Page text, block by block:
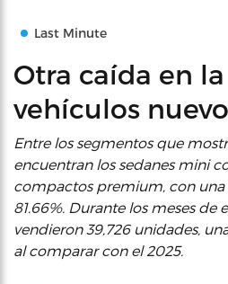
Last Minute
Otra caída en
vehículos
Entre los segmentos que
encuentran los sedanes mini
compactos premium, con
81.66%. Durante los meses de
vendieron 39,726 unidades,
al comparar con el 2025.